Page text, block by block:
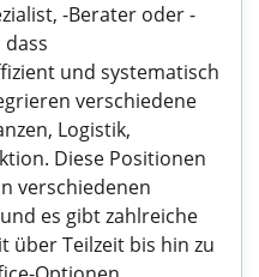
-Berater oder -
und systematisch
verschiedene
Logistik,
Diese Positionen
verschiedenen
es gibt zahlreiche
über Teilzeit bis hin zu